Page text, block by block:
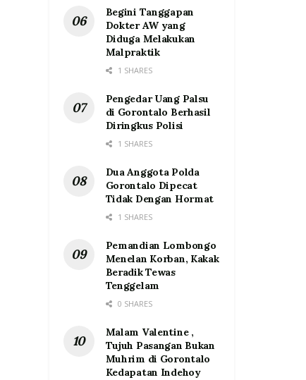
Begini Tanggapan
Dokter AW yang
Diduga Melakukan
Malpraktik
1 SHARES
Pengedar Uang Palsu
di Gorontalo Berhasil
Diringkus Polisi
1 SHARES
Dua Anggota Polda
Gorontalo Dipecat
Tidak Dengan Hormat
1 SHARES
Pemandian Lombongo
Menelan Korban, Kakak
Beradik Tewas
Tenggelam
0 SHARES
Malam Valentine ,
Tujuh Pasangan Bukan
Muhrim di Gorontalo
Kedapatan Indehoy